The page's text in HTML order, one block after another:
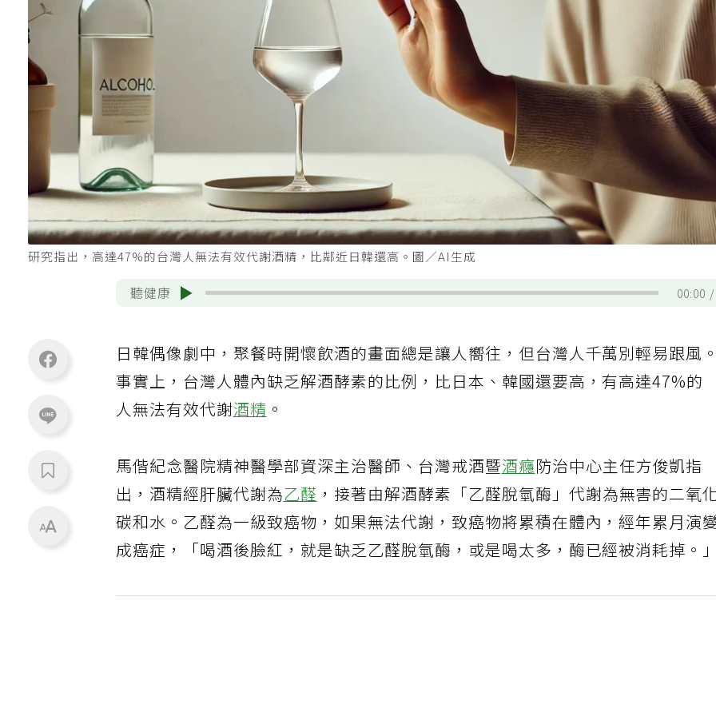
研究指出，高達47%的台灣人無法有效代謝酒精，比鄰近日韓還高。圖／AI生成
聽健康 00:00
日韓偶像劇中，聚餐時開懷飲酒的畫面總是讓人嚮往，但台灣人千萬別輕易跟風。
事實上，台灣人體內缺乏解酒酵素的比例，比日本、韓國還要高，有高達47%的
人無法有效代謝酒精 。
馬偕紀念醫院精神醫學部資深主治醫師、台灣戒酒暨酒癮防治中心主任方俊凱指
出，酒精經肝臟代謝為乙醛 ，接著由解酒酵素「乙醛脫氫酶」代謝為無害的二氧化
碳和水。乙醛為一級致癌物，如果無法代謝，致癌物將累積在體內，經年累月演
成癌症，「喝酒後臉紅，就是缺乏乙醛脫氫酶，或是喝太多，酶已經被消耗掉。」